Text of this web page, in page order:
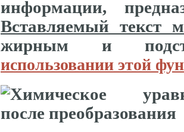
информации,
Вставляемый текст
жирным и
использовании этой